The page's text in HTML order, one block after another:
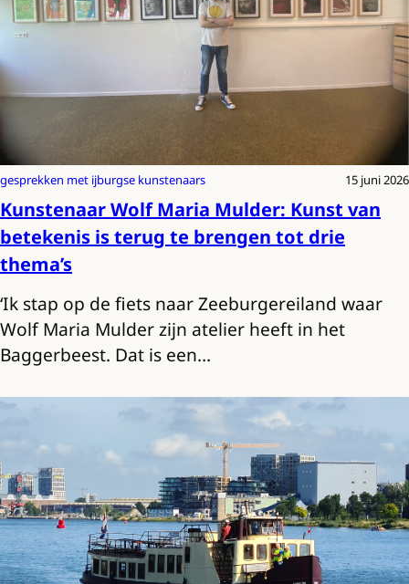
gesprekken met ijburgse kunstenaars 15 juni 2026
Kunstenaar Wolf Maria Mulder: Kunst van
betekenis is terug te brengen tot drie
thema’s
‘Ik stap op de fiets naar Zeeburgereiland waar
Wolf Maria Mulder zijn atelier heeft in het
Baggerbeest. Dat is een…